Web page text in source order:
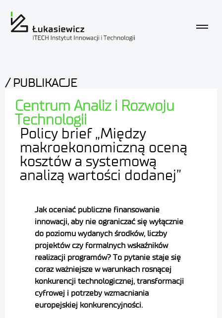
/ PUBLIKACJE
Centrum Analiz i Rozwoju
Technologii
Policy brief „Między
makroekonomiczną oceną
kosztów a systemową
analizą wartości dodanej”
Jak oceniać publiczne finansowanie
innowacji, aby nie ograniczać się wyłącznie
do poziomu wydanych środków, liczby
projektów czy formalnych wskaźników
realizacji programów? To pytanie staje się
coraz ważniejsze w warunkach rosnącej
konkurencji technologicznej, transformacji
cyfrowej i potrzeby wzmacniania
europejskiej konkurencyjności.